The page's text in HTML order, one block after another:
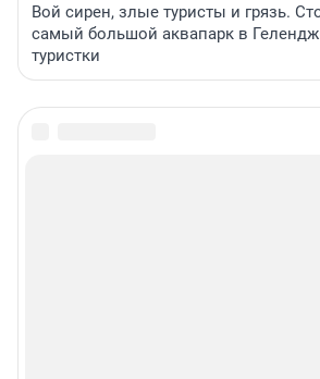
Вой сирен, злые туристы и грязь.
самый большой аквапарк в
туристки